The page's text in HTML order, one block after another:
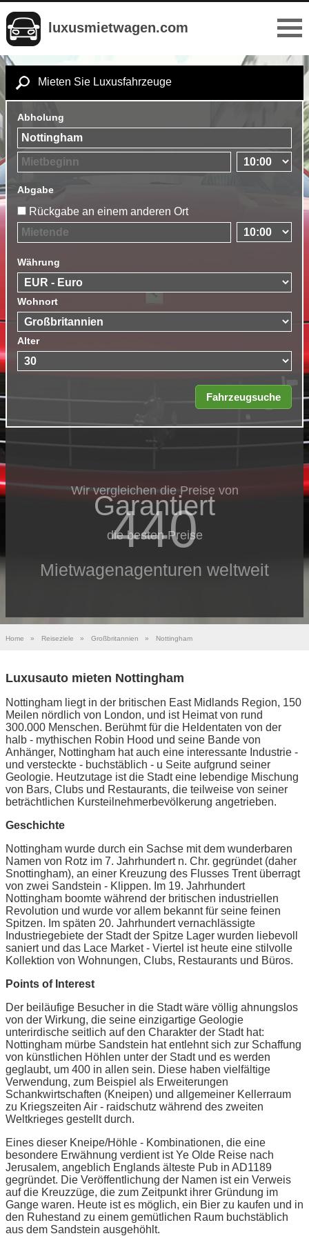
luxusmietwagen.com
Mieten Sie Luxusfahrzeuge
Abholung
Abgabe
Rückgabe an einem anderen Ort
Währung
Wohnort
Alter
Wir vergleichen die Preise von
440
Mietwagenagenturen weltweit
Garantiert
die besten Preise
Home » Reiseziele » Großbritannien » Nottingham
Luxusauto mieten Nottingham
Nottingham liegt in der britischen East Midlands Region, 150
Meilen nördlich von London, und ist Heimat von rund
300.000 Menschen. Berühmt für die Heldentaten von der
halb - mythischen Robin Hood und seine Bande von
Anhänger, Nottingham hat auch eine interessante Industrie -
und versteckte - buchstäblich - u Seite aufgrund seiner
Geologie. Heutzutage ist die Stadt eine lebendige Mischung
von Bars, Clubs und Restaurants, die teilweise von seiner
beträchtlichen Kursteilnehmerbevölkerung angetrieben.
Geschichte
Nottingham wurde durch ein Sachse mit dem wunderbaren
Namen von Rotz im 7. Jahrhundert n. Chr. gegründet (daher
Snottingham), an einer Kreuzung des Flusses Trent überragt
von zwei Sandstein - Klippen. Im 19. Jahrhundert
Nottingham boomte während der britischen industriellen
Revolution und wurde vor allem bekannt für seine feinen
Spitzen. Im späten 20. Jahrhundert vernachlässigte
Industriegebiete der Stadt der Spitze Lager wurden liebevoll
saniert und das Lace Market - Viertel ist heute eine stilvolle
Kollektion von Wohnungen, Clubs, Restaurants und Büros.
Points of Interest
Der beiläufige Besucher in die Stadt wäre völlig ahnungslos
von der Wirkung, die seine einzigartige Geologie
unterirdische seitlich auf den Charakter der Stadt hat:
Nottingham mürbe Sandstein hat entlehnt sich zur Schaffung
von künstlichen Höhlen unter der Stadt und es werden
geglaubt, um 400 in allen sein. Diese haben vielfältige
Verwendung, zum Beispiel als Erweiterungen
Schankwirtschaften (Kneipen) und allgemeiner Kellerraum
zu Kriegszeiten Air - raidschutz während des zweiten
Weltkrieges gestellt durch.
Eines dieser Kneipe/Höhle - Kombinationen, die eine
besondere Erwähnung verdient ist Ye Olde Reise nach
Jerusalem, angeblich Englands älteste Pub in AD1189
gegründet. Die Veröffentlichung der Namen ist ein Verweis
auf die Kreuzzüge, die zum Zeitpunkt ihrer Gründung im
Gange waren. Heute ist es möglich, ein Bier zu kaufen und in
den Ruhestand zu einem gemütlichen Raum buchstäblich
aus dem Sandstein ausgehöhlt.